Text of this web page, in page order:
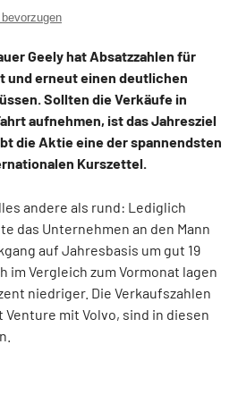
Geely hat Absatzzahlen für
und erneut einen deutlichen
Sollten die Verkäufe in
aufnehmen, ist das Jahresziel
die Aktie eine der spannendsten
Kurszettel.
andere als rund: Lediglich
das Unternehmen an den Mann
auf Jahresbasis um gut 19
im Vergleich zum Vormonat lagen
niedriger. Die Verkaufszahlen
mit Volvo, sind in diesen